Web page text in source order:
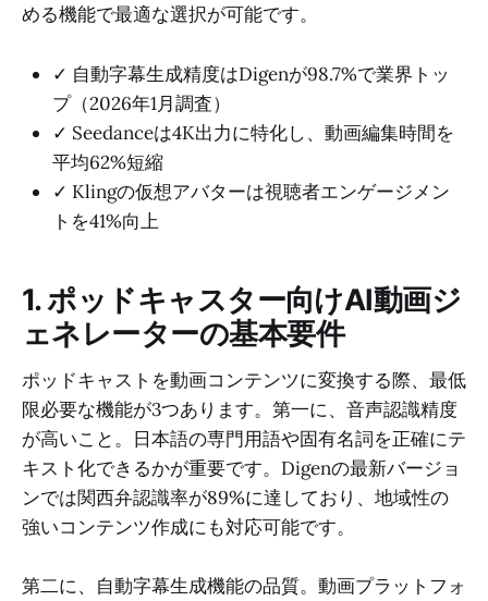
める機能で最適な選択が可能です。
✓ 自動字幕生成精度はDigenが98.7%で業界トッ
プ（2026年1月調査）
✓ Seedanceは4K出力に特化し、動画編集時間を
平均62%短縮
✓ Klingの仮想アバターは視聴者エンゲージメン
トを41%向上
1. ポッドキャスター向けAI動画ジ
ェネレーターの基本要件
ポッドキャストを動画コンテンツに変換する際、最低
限必要な機能が3つあります。第一に、音声認識精度
が高いこと。日本語の専門用語や固有名詞を正確にテ
キスト化できるかが重要です。Digenの最新バージョ
ンでは関西弁認識率が89%に達しており、地域性の
強いコンテンツ作成にも対応可能です。
第二に、自動字幕生成機能の品質。動画プラットフォ